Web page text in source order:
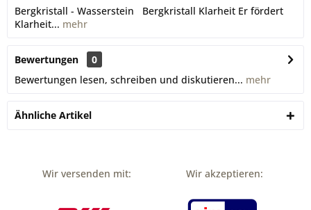
Bergkristall - Wasserstein Bergkristall Klarheit Er fördert
Klarheit... mehr
Bewertungen
0
Bewertungen lesen, schreiben und diskutieren... mehr
Ähnliche Artikel
Wir versenden mit: Wir akzeptieren: